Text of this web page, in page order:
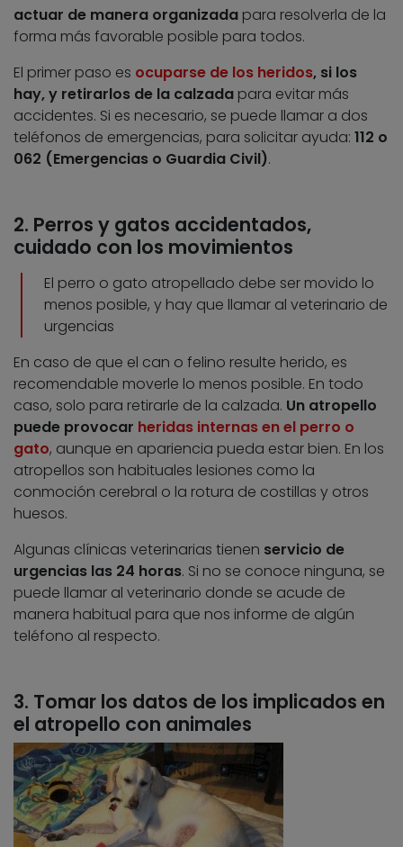
actuar de manera organizada para resolverla de la
forma más favorable posible para todos.
El primer paso es ocuparse de los heridos, si los
hay, y retirarlos de la calzada para evitar más
accidentes. Si es necesario, se puede llamar a dos
teléfonos de emergencias, para solicitar ayuda: 112 o
062 (Emergencias o Guardia Civil).
2. Perros y gatos accidentados,
cuidado con los movimientos
El perro o gato atropellado debe ser movido lo
menos posible, y hay que llamar al veterinario de
urgencias
En caso de que el can o felino resulte herido, es
recomendable moverle lo menos posible. En todo
caso, solo para retirarle de la calzada. Un atropello
puede provocar heridas internas en el perro o
gato, aunque en apariencia pueda estar bien. En los
atropellos son habituales lesiones como la
conmoción cerebral o la rotura de costillas y otros
huesos.
Algunas clínicas veterinarias tienen servicio de
urgencias las 24 horas. Si no se conoce ninguna, se
puede llamar al veterinario donde se acude de
manera habitual para que nos informe de algún
teléfono al respecto.
3. Tomar los datos de los implicados en
el atropello con animales